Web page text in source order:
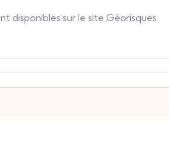
disponibles sur le site Géorisques